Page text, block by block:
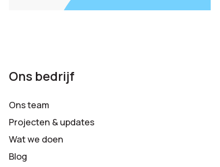
Ons bedrijf
Ons team
Projecten & updates
Wat we doen
Blog